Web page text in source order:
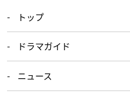
トップ
ドラマガイド
ニュース